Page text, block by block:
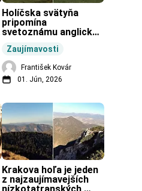
Zaujímavosti
Holíčska svätyňa
pripomína
svetoznámu anglickú
František Kovár
01. Jún, 2026
Krakova hoľa je jeden
z najzaujímavejších
nízkotatranských